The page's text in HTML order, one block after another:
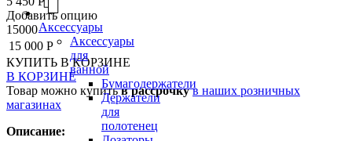
Аксессуары
Аксессуары
для
ванной
Бумагодержатели
Держатели
для
полотенец
Добавить опцию
15000
15 000 Р
КУПИТЬ В КОРЗИНЕ
В КОРЗИНЕ
Товар можно купитьв рассрочку в наших розничных
магазинах
Описание: